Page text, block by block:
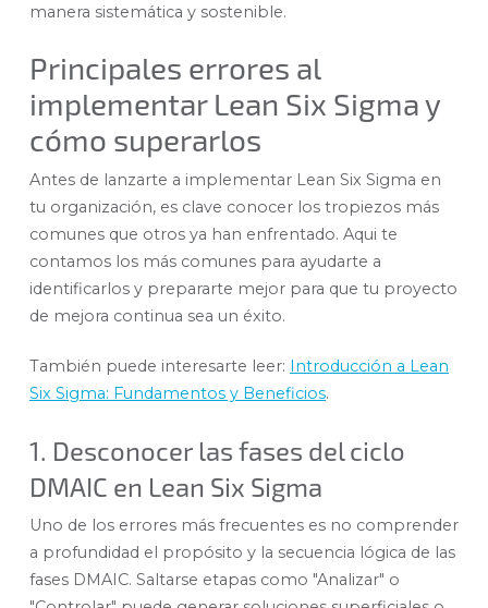
manera sistemática y sostenible.
Principales errores al
implementar Lean Six Sigma y
cómo superarlos
Antes de lanzarte a implementar Lean Six Sigma en
tu organización, es clave conocer los tropiezos más
comunes que otros ya han enfrentado. Aqui te
contamos los más comunes para ayudarte a
identificarlos y prepararte mejor para que tu proyecto
de mejora continua sea un éxito.
También puede interesarte leer: Introducción a Lean
Six Sigma: Fundamentos y Beneficios.
1. Desconocer las fases del ciclo
DMAIC en Lean Six Sigma
Uno de los errores más frecuentes es no comprender
a profundidad el propósito y la secuencia lógica de las
fases DMAIC. Saltarse etapas como "Analizar" o